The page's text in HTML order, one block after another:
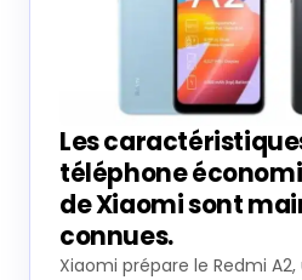
Les
téléphone
de Xiaomi sont
connues.
Xiaomi prépare le Redmi